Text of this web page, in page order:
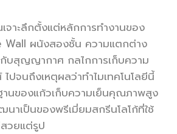
จาะลึกตั้งแต่หลักการทำงานของ
Wall ผนังสองชั้น ความแตกต่าง
กับสุญญากาศ กลไกการเก็บความ
ปจนถึงเหตุผลว่าทำไมเทคโนโลยีนี้
านของแก้วเก็บความเย็นคุณภาพสูง
นาเป็นของพรีเมี่ยมสกรีนโลโก้ที่ใช้
สวยแต่รูป